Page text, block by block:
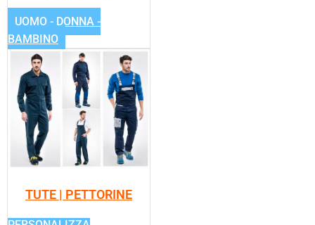
UOMO - DONNA -
BAMBINO
TUTE | PETTORINE